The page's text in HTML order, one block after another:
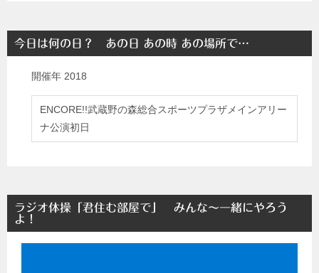
今日は何の日？ あの日 あの時 あの場所で…
開催年 2018
ENCORE!!武蔵野の森総合スポーツプラザメインアリー
ナ公演初日
ラジオ体操「君住む部屋で」 みんな～一緒にやろう
よ！